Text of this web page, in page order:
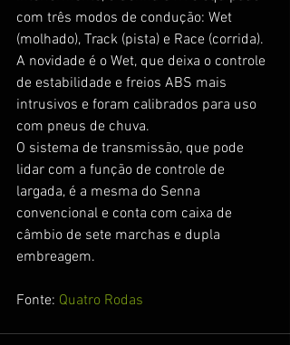
com três modos de condução: Wet
(molhado), Track (pista) e Race (corrida).
A novidade é o Wet, que deixa o controle
de estabilidade e freios ABS mais
intrusivos e foram calibrados para uso
com pneus de chuva.
O sistema de transmissão, que pode
lidar com a função de controle de
largada, é a mesma do Senna
convencional e conta com caixa de
câmbio de sete marchas e dupla
embreagem.
Fonte: Quatro Rodas